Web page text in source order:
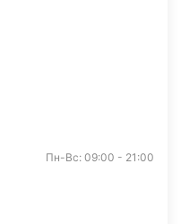
Пн-Вс: 09:00 - 21:00